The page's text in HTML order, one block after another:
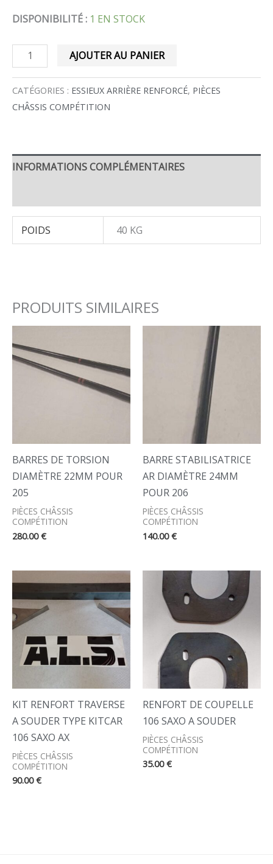
DISPONIBILITÉ : 1 EN STOCK
AJOUTER AU PANIER
CATÉGORIES : ESSIEUX ARRIÈRE RENFORCÉ, PIÈCES
CHÂSSIS COMPÉTITION
INFORMATIONS COMPLÉMENTAIRES
POIDS 40 KG
PRODUITS SIMILAIRES
BARRES DE TORSION
DIAMÈTRE 22MM POUR
205
PIÈCES CHÂSSIS
COMPÉTITION
280.00€
BARRE STABILISATRICE
AR DIAMÈTRE 24MM
POUR 206
PIÈCES CHÂSSIS
COMPÉTITION
140.00€
KIT RENFORT TRAVERSE
A SOUDER TYPE KITCAR
106 SAXO AX
PIÈCES CHÂSSIS
COMPÉTITION
90.00€
RENFORT DE COUPELLE
106 SAXO A SOUDER
PIÈCES CHÂSSIS
COMPÉTITION
35.00€